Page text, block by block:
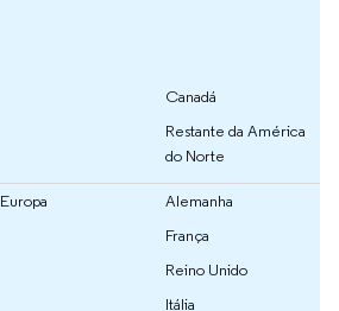
Canadá
Restante da América
do Norte
Europa
Alemanha
França
Reino Unido
Itália